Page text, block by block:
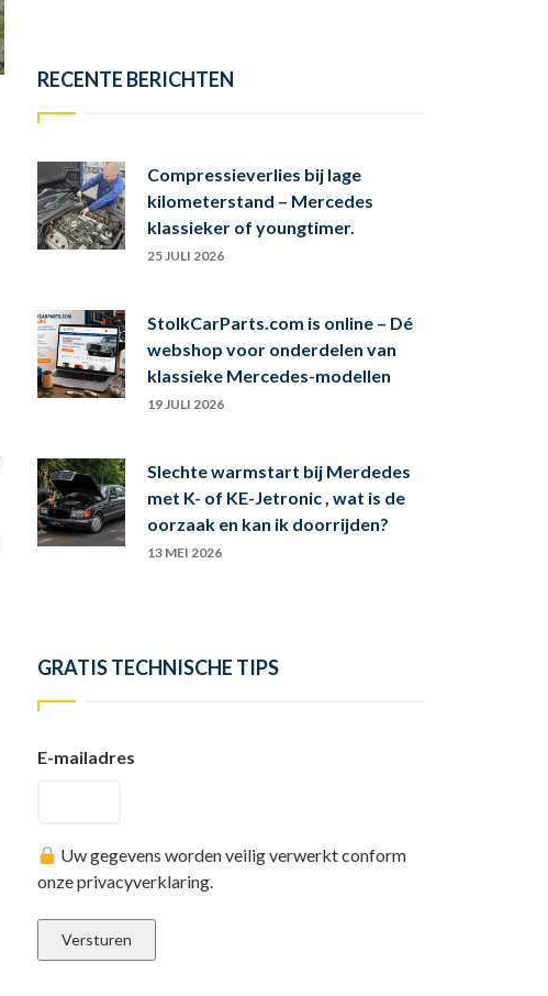
RECENTE BERICHTEN
Compressieverlies bij lage
kilometerstand – Mercedes
klassieker of youngtimer.
25 JULI 2026
StolkCarParts.com is online – Dé
webshop voor onderdelen van
klassieke Mercedes-modellen
19 JULI 2026
Slechte warmstart bij Merdedes
met K- of KE-Jetronic , wat is de
oorzaak en kan ik doorrijden?
13 MEI 2026
GRATIS TECHNISCHE TIPS
E-mailadres
Uw gegevens worden veilig verwerkt conform
onze privacyverklaring.